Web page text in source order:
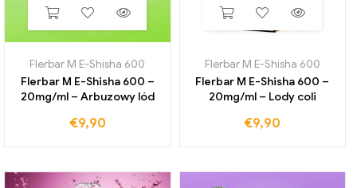
Flerbar M E-Shisha 600
Flerbar M E-Shisha 600 –
20mg/ml – Arbuzowy lód
€9,90
Flerbar M E-Shisha 600
Flerbar M E-Shisha 600 –
20mg/ml – Lody coli
€9,90